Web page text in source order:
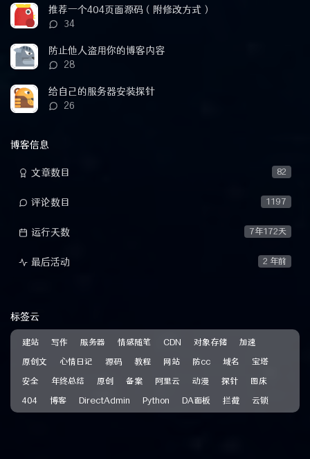
数：
推荐一个404页面源码（附修改方式）
评
数：
34
防止他人盗用你的博客内容
评
数：
28
给自己的服务器安装探针
评
26
博客信息
82
文章数目
1197
评论数目
7年172天
运行天数
2 年前
最后活动
标签云
建站 写作 服务器 情感随笔 CDN 对象存储
加速
原创文
心情日记 源码 教程 网站 防cc 域名
宝塔
安全
年终总结 原创 备案 阿里云 动漫 探针
图床
404
博客 DirectAdmin Python DA面板 拦截 云锁